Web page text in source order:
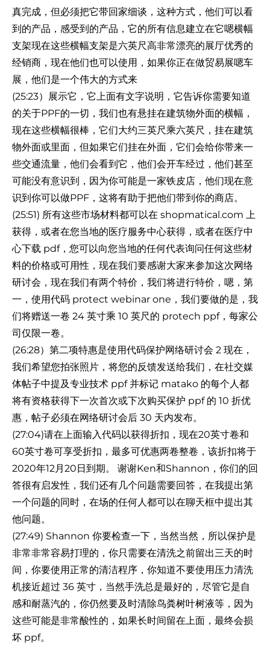
真完成，但必须把它带回家细谈，这种方式，他们可以看
到的产品，感受到的产品，它的所有信息建立在它嗯横幅
支架现在这些横幅支架是六英尺高非常漂亮的展厅优秀的
经销商，现在他们也可以使用，如果你正在做贸易展嗯车
展，他们是一个伟大的方式来
(25:23）展示它，它上面有文字说明，它告诉你需要知道
的关于PPF的一切，我们也有悬挂在建筑物外面的横幅，
现在这些横幅很棒，它们大约三英尺乘六英尺，挂在建筑
物外面或里面，但如果它们挂在外面，它们会给你带来一
些交通流量，他们会看到它，他们会开车经过，他们甚至
可能没有意识到，因为你可能是一家铁皮店，他们现在意
识到你可以做PPF，这将有助于把他们带到你的商店。
(25:51) 所有这些市场材料都可以在 shopmatical.com 上
获得，或者在您当地的医疗服务中心获得，或者在医疗中
心下载 pdf，您可以向您当地的任何代表询问任何这些材
料的价格或可用性，现在我们要感谢大家来参加这次网络
研讨会，现在我们有两个特价，我们将进行特价，嗯，第
一，使用代码 protect webinar one，我们要做的是，我
们将赠送一卷 24 英寸乘 10 英尺的 protech ppf，每家公
司仅限一卷。
(26:28）第二项特惠是使用代码保护网络研讨会 2 现在，
我们希望您拍张照片，将您的反馈发送给我们，在社交媒
体帖子中提及专业技术 ppf 并标记 matako 的每个人都
将有资格获得下一次首次或下次购买保护 ppf 的 10 折优
惠，帖子必须在网络研讨会后 30 天内发布。
(27:04)请在上面输入代码以获得折扣，现在20英寸卷和
60英寸卷可享受折扣，最多可优惠两卷整卷，该折扣将于
2020年12月20日到期。 谢谢Ken和Shannon，你们的回
答很有启发性，我们还有几个问题需要回答，在我提出第
一个问题的同时，在场的任何人都可以在聊天框中提出其
他问题。
(27:49) Shannon 你要检查一下，当然当然，所以保护是
非常非常容易打理的，你只需要在清洗之前留出三天的时
间，你要使用正常的清洁程序，你知道不要使用压力清洗
机接近超过 36 英寸，当然手洗总是最好的，尽管它是自
感和耐蒸汽的，你仍然要及时清除鸟粪树叶树液等，因为
这些可能是非常酸性的，如果长时间留在上面，最终会损
坏 ppf。